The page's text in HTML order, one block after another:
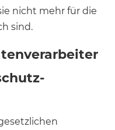
nicht mehr für die
sind.